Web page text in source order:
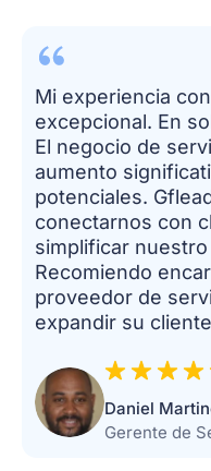
Mi experiencia
excepcional. En
El negocio de
aumento
potenciales.
conectarnos con
simplificar
Recomiendo
proveedor de
expandir su
Daniel
Gerente de